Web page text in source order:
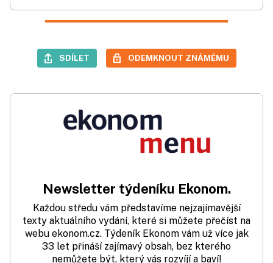
SDÍLET ODEMKNOUT ZNÁMÉMU
Newsletter týdeníku Ekonom.
Každou středu vám představíme nejzajímavější
texty aktuálního vydání, které si můžete přečíst na
webu ekonom.cz. Týdeník Ekonom vám už více jak
33 let přináší zajímavý obsah, bez kterého
nemůžete být, který vás rozvíjí a baví!